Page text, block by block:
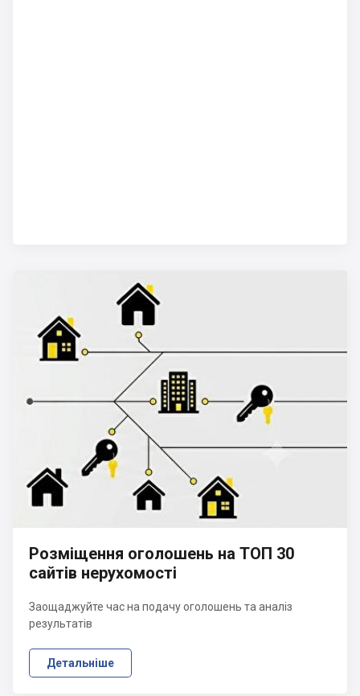
Розміщення оголошень на ТОП 30
сайтів нерухомості
Заощаджуйте час на подачу оголошень та аналіз
результатів
Детальніше